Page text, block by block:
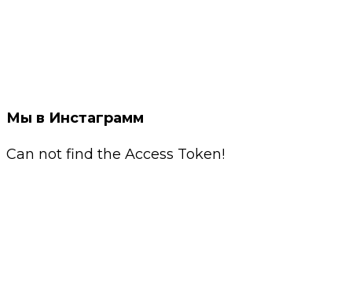
Мы в Инстаграмм
Can not find the Access Token!